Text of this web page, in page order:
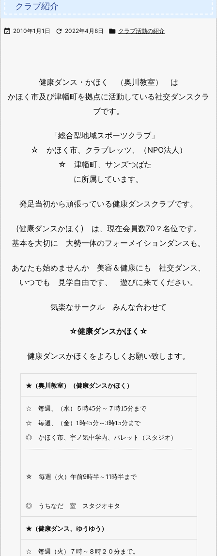
クラブ紹介
 2010年1月1日  2022年4月8日  クラブ活動の紹介
健康ダンス・かほく （奥川教室） は
かほく市及び津幡町を拠点に活動している社交ダンスクラ
ブです。
「総合型地域スポーツクラブ」
☆ かほく市、クラブレッツ、（NPO法人）
☆ 津幡町、サンズつばた
に所属しています。
発足当初から頑張っている健康ダンスクラブです。
(健康ダンスかほく) は、現在会員数70？名位です。
基本を大切に 大勢一体のフォーメイションダンスも。
あなたも始めませんか 美容＆健康にも 社交ダンス、
いつでも 見学自由です、 遊びに来てください。
気楽なサークル みんな合わせて
☆健康ダンスかほく☆
健康ダンスかほくをよろしくお願い致します。
★（奥川教室） （健康ダンスかほく）
☆ 毎週、（水）５時45分～７時15分まで
☆ 毎週、（金）1時45分～3時15分まで
◎ かほく市、宇ノ気中学内、パレット（スタジオ）
☆ 毎週（火）午前9時半～11時半まで
◎ うちなだ 室 スタジオキタ
★（健康ダンス、ゆうゆう）
☆ 毎週（火）７時～８時２０分まで。